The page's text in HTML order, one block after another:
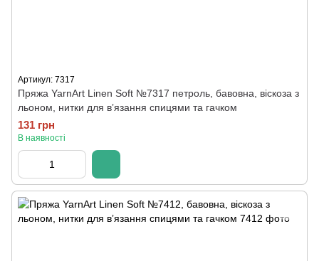
Артикул: 7317
Пряжа YarnArt Linen Soft №7317 петроль, бавовна, віскоза з
льоном, нитки для вʼязання спицями та гачком
131 грн
В наявності